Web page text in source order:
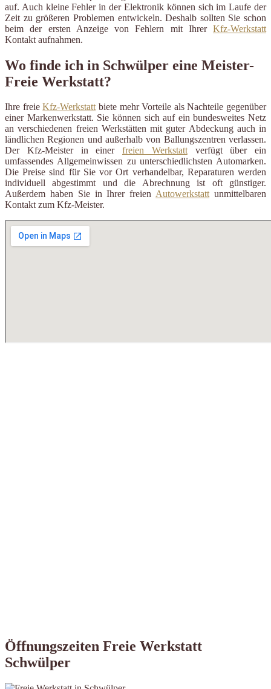
auf. Auch kleine Fehler in der Elektronik können sich im Laufe der
Zeit zu größeren Problemen entwickeln. Deshalb sollten Sie schon
beim der ersten Anzeige von Fehlern mit Ihrer Kfz-Werkstatt
Kontakt aufnahmen.
Wo finde ich in Schwülper eine Meister-
Freie Werkstatt?
Ihre freieKfz-Werkstattbiete mehr Vorteile als Nachteile gegenüber
einer Markenwerkstatt. Sie können sich auf ein bundesweites Netz
an verschiedenen freien Werkstätten mit guter Abdeckung auch in
ländlichen Regionen und außerhalb von Ballungszentren verlassen.
Der Kfz-Meister in einer freien Werkstattverfügt über ein
umfassendes Allgemeinwissen zu unterschiedlichsten Automarken.
Die Preise sind für Sie vor Ort verhandelbar, Reparaturen werden
individuell abgestimmt und die Abrechnung ist oft günstiger.
Außerdem haben Sie in Ihrer freienAutowerkstattunmittelbaren
Kontakt zum Kfz-Meister.
Öffnungszeiten Freie Werkstatt
Schwülper